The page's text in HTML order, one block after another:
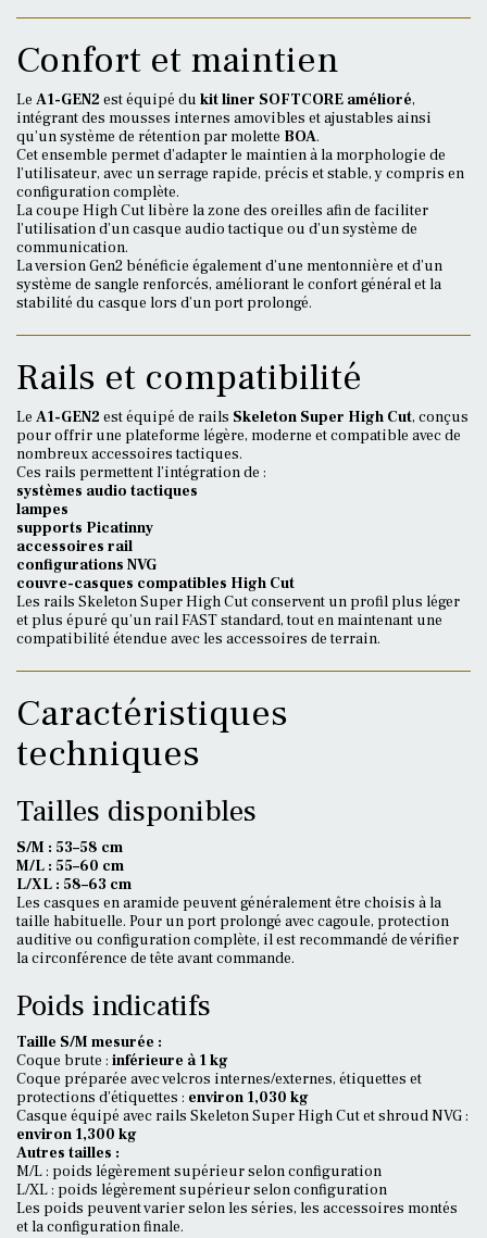
Confort et maintien
Le A1-GEN2 est équipé du kit liner SOFTCORE amélioré,
intégrant des mousses internes amovibles et ajustables ainsi
qu’un système de rétention par molette BOA.
Cet ensemble permet d’adapter le maintien à la morphologie de
l’utilisateur, avec un serrage rapide, précis et stable, y compris en
configuration complète.
La coupe High Cut libère la zone des oreilles afin de faciliter
l’utilisation d’un casque audio tactique ou d’un système de
communication.
La version Gen2 bénéficie également d’une mentonnière et d’un
système de sangle renforcés, améliorant le confort général et la
stabilité du casque lors d’un port prolongé.
Rails et compatibilité
Le A1-GEN2 est équipé de rails Skeleton Super High Cut, conçus
pour offrir une plateforme légère, moderne et compatible avec de
nombreux accessoires tactiques.
Ces rails permettent l’intégration de :
systèmes audio tactiques
lampes
supports Picatinny
accessoires rail
configurations NVG
couvre-casques compatibles High Cut
Les rails Skeleton Super High Cut conservent un profil plus léger
et plus épuré qu’un rail FAST standard, tout en maintenant une
compatibilité étendue avec les accessoires de terrain.
Caractéristiques
techniques
Tailles disponibles
S/M : 53–58 cm
M/L : 55–60 cm
L/XL : 58–63 cm
Les casques en aramide peuvent généralement être choisis à la
taille habituelle. Pour un port prolongé avec cagoule, protection
auditive ou configuration complète, il est recommandé de vérifier
la circonférence de tête avant commande.
Poids indicatifs
Taille S/M mesurée :
Coque brute : inférieure à 1 kg
Coque préparée avec velcros internes/externes, étiquettes et
protections d’étiquettes : environ 1,030 kg
Casque équipé avec rails Skeleton Super High Cut et shroud NVG :
environ 1,300 kg
Autres tailles :
M/L : poids légèrement supérieur selon configuration
L/XL : poids légèrement supérieur selon configuration
Les poids peuvent varier selon les séries, les accessoires montés
et la configuration finale.